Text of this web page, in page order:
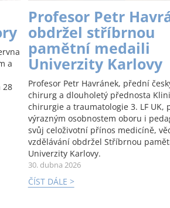
a
28
Profesor Petr
obdržel stříbrnou
pamětní medaili
Univerzity Karlovy
Profesor Petr Havránek, přední
chirurg a dlouholetý přednosta
chirurgie a traumatologie 3. LF UK,
výrazným osobnostem oboru i
svůj celoživotní přínos medicíně,
vzdělávání obdržel Stříbrnou
Univerzity Karlovy.
30. dubna 2026
ČÍST DÁLE >